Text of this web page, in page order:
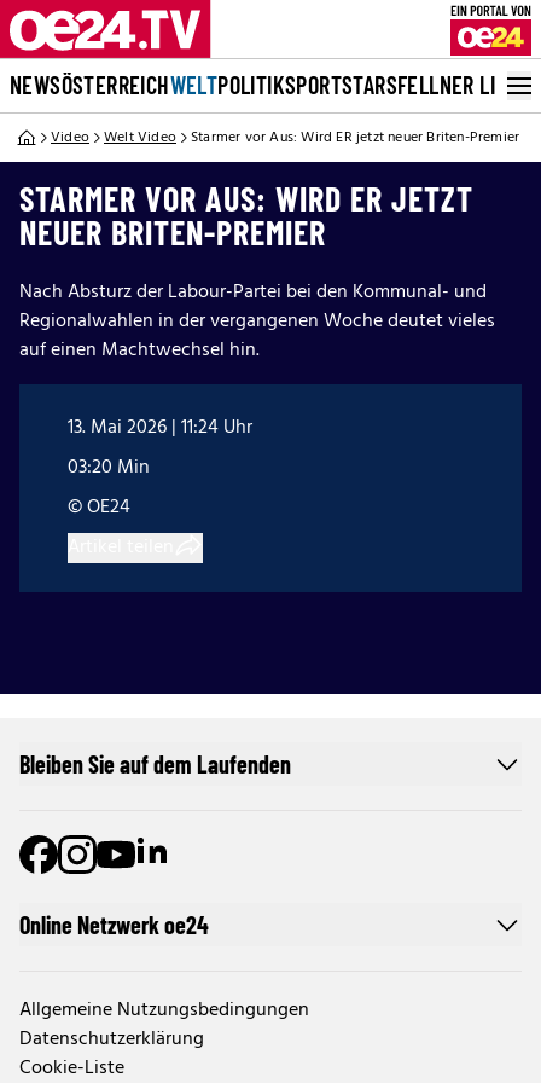
NEWSÖSTERREICHWELTPOLITIKSPORTSTARSFELLNER LIVE
Video Welt Video Starmer vor Aus: Wird ER jetzt neuer Briten-Premier
STARMER VOR AUS: WIRD ER JETZT
NEUER BRITEN-PREMIER
Nach Absturz der Labour-Partei bei den Kommunal- und
Regionalwahlen in der vergangenen Woche deutet vieles
auf einen Machtwechsel hin.
13. Mai 2026 | 11:24 Uhr
03:20 Min
© OE24
Online Netzwerk oe24
Allgemeine Nutzungsbedingungen
Datenschutzerklärung
Cookie-Liste
Bleiben Sie auf dem Laufenden